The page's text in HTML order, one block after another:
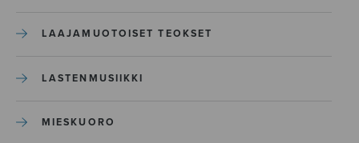
LAAJAMUOTOISET TEOKSET
LASTENMUSIIKKI
MIESKUORO